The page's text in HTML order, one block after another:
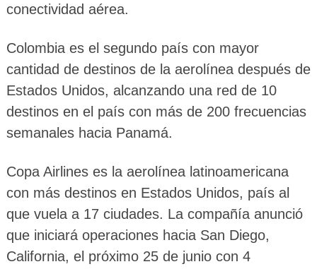
conectividad aérea.
Colombia es el segundo país con mayor
cantidad de destinos de la aerolínea después de
Estados Unidos, alcanzando una red de 10
destinos en el país con más de 200 frecuencias
semanales hacia Panamá.
Copa Airlines es la aerolínea latinoamericana
con más destinos en Estados Unidos, país al
que vuela a 17 ciudades. La compañía anunció
que iniciará operaciones hacia San Diego,
California, el próximo 25 de junio con 4